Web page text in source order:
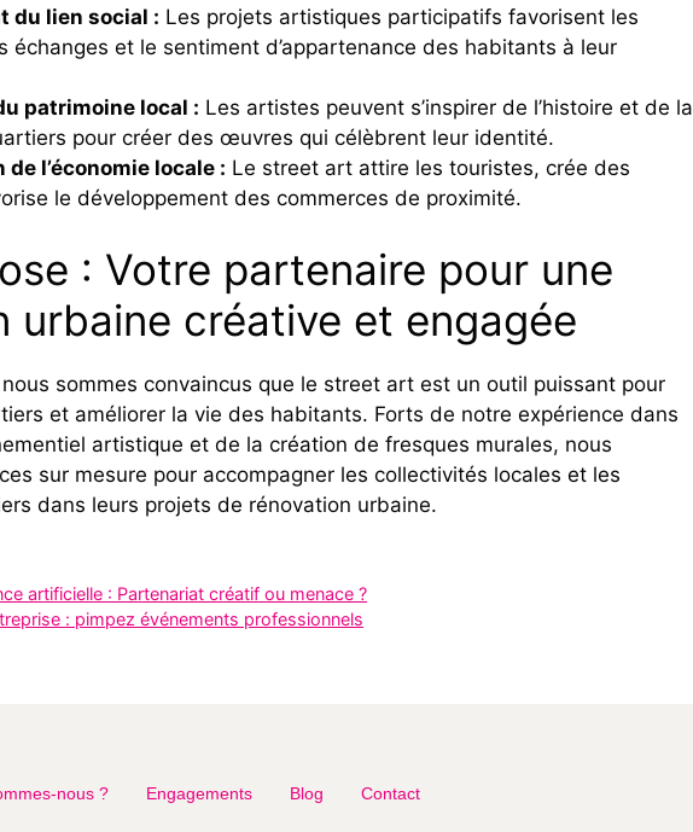
du lien social : Les projets artistiques participatifs favorisent les
échanges et le sentiment d’appartenance des habitants à leur
patrimoine local : Les artistes peuvent s’inspirer de l’histoire et de la
pour créer des œuvres qui célèbrent leur identité.
l’économie locale : Le street art attire les touristes, crée des
le développement des commerces de proximité.
: Votre partenaire pour une
urbaine créative et engagée
sommes convaincus que le street art est un outil puissant pour
et améliorer la vie des habitants. Forts de notre expérience dans
artistique et de la création de fresques murales, nous
sur mesure pour accompagner les collectivités locales et les
dans leurs projets de rénovation urbaine.
artificielle : Partenariat créatif ou menace ?
: pimpez événements professionnels
nous ? Engagements Blog Contact